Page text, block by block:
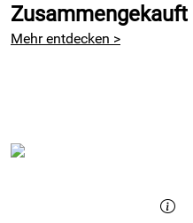
Aluminium-Butyl
mittig über die Seiten der
Mehr entdecken >